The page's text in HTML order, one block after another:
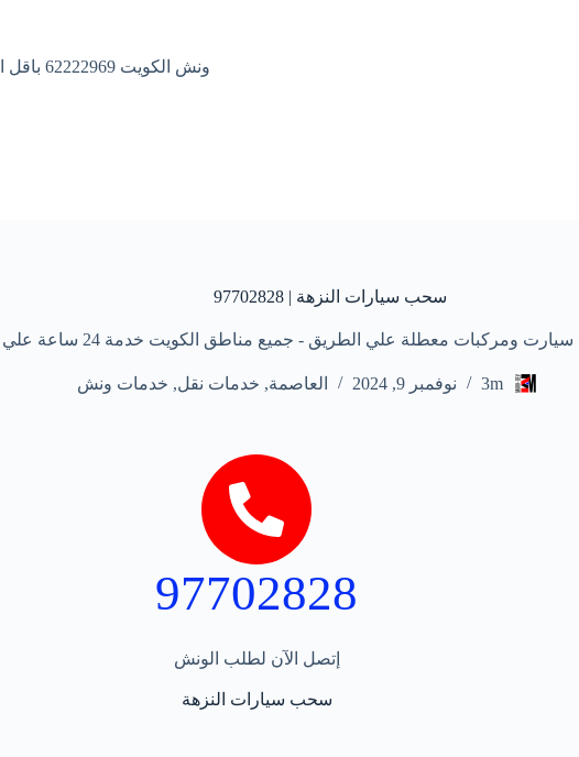
ونش الكويت 62222969 باقل الاسعار
سحب سيارات النزهة | 97702828
معطلة علي الطريق - جميع مناطق الكويت خدمة 24 ساعة علي مدار الأسبوع
3m نوفمبر 9, 2024 العاصمة, خدمات نقل, خدمات ونش
97702828
إتصل الآن لطلب الونش
سحب سيارات النزهة